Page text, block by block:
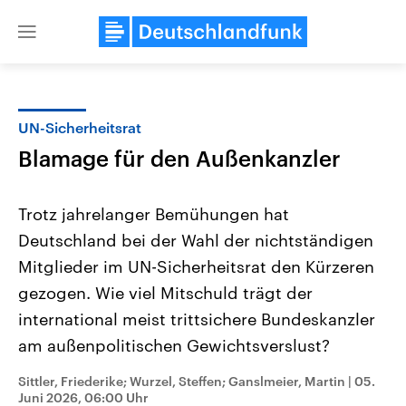
Close
Landtagswahl Sachsen-Anhalt
Alle Informationen
Sachsen-Anhalt wählt am 6.
September 2026 einen neuen
Landtag. Seit 2021 wird das
Bundesland von einer Koalition aus
USA
Hintergründe
gehören die Vereinigten
den mächtigsten Ländern
UN-Sicherheitsrat
Blamage für den Außenkanzler
Trotz jahrelanger Bemühungen hat
Deutschland bei der Wahl der nichtständigen
Mitglieder im UN-Sicherheitsrat den Kürzeren
gezogen. Wie viel Mitschuld trägt der
international meist trittsichere Bundeskanzler
am außenpolitischen Gewichtsverslust?
Sittler, Friederike; Wurzel, Steffen; Ganslmeier, Martin | 05.
Juni 2026, 06:00 Uhr